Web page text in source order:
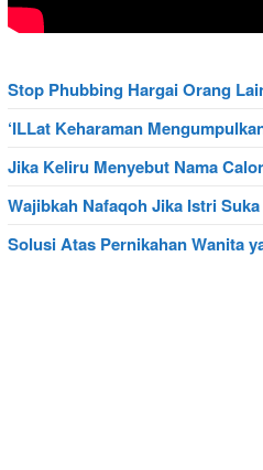
Stop Phubbing Hargai Orang
‘ILLat Keharaman
Jika Keliru Menyebut Nama
Wajibkah Nafaqoh Jika Istri
Solusi Atas Pernikahan Wanita